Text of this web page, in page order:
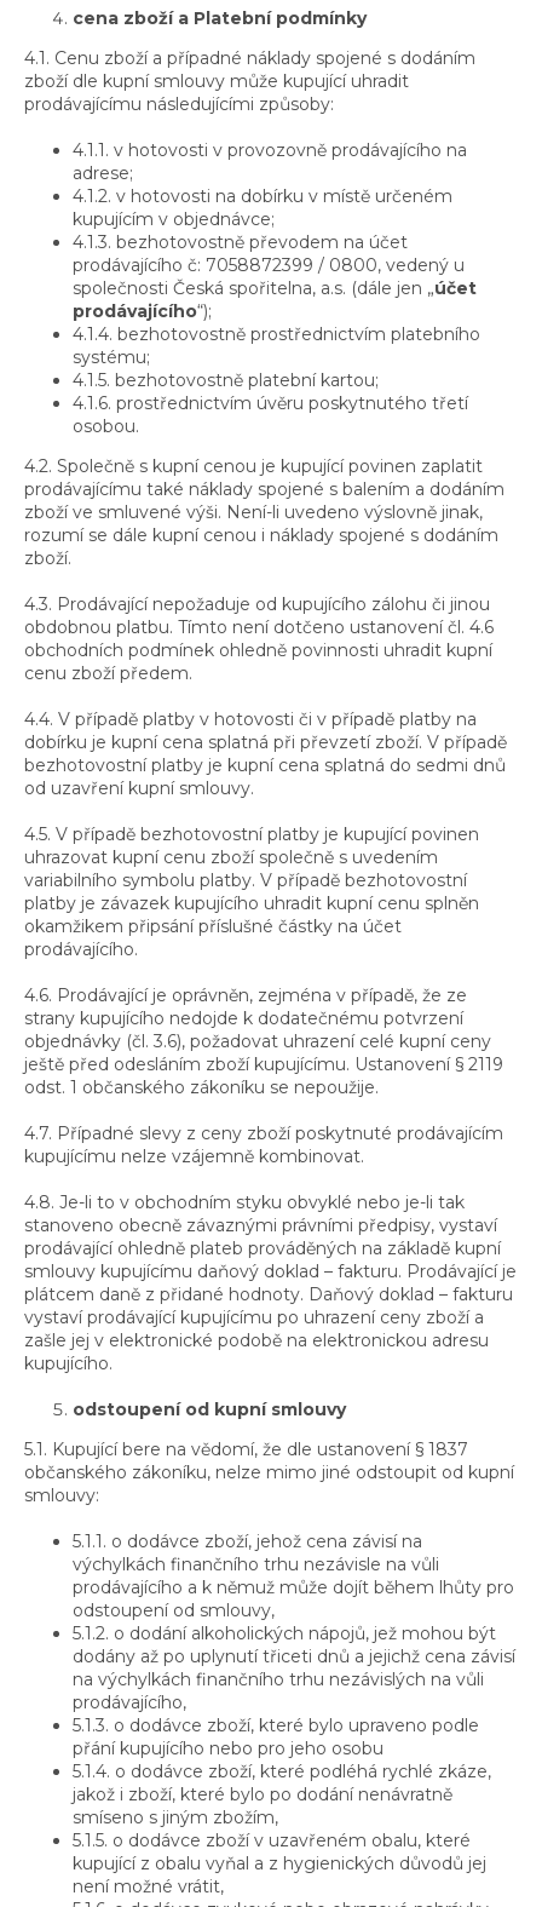
cena zboží a Platební podmínky
4.1. Cenu zboží a případné náklady spojené s dodáním
zboží dle kupní smlouvy může kupující uhradit
prodávajícímu následujícími způsoby:
4.1.1. v hotovosti v provozovně prodávajícího na
adrese;
4.1.2. v hotovosti na dobírku v místě určeném
kupujícím v objednávce;
4.1.3. bezhotovostně převodem na účet
prodávajícího č: 7058872399 / 0800, vedený u
společnosti Česká spořitelna, a.s. (dále jen „účet
prodávajícího“);
4.1.4. bezhotovostně prostřednictvím platebního
systému;
4.1.5. bezhotovostně platební kartou;
4.1.6. prostřednictvím úvěru poskytnutého třetí
osobou.
4.2. Společně s kupní cenou je kupující povinen zaplatit
prodávajícímu také náklady spojené s balením a dodáním
zboží ve smluvené výši. Není-li uvedeno výslovně jinak,
rozumí se dále kupní cenou i náklady spojené s dodáním
zboží.
4.3. Prodávající nepožaduje od kupujícího zálohu či jinou
obdobnou platbu. Tímto není dotčeno ustanovení čl. 4.6
obchodních podmínek ohledně povinnosti uhradit kupní
cenu zboží předem.
4.4. V případě platby v hotovosti či v případě platby na
dobírku je kupní cena splatná při převzetí zboží. V případě
bezhotovostní platby je kupní cena splatná do sedmi dnů
od uzavření kupní smlouvy.
4.5. V případě bezhotovostní platby je kupující povinen
uhrazovat kupní cenu zboží společně s uvedením
variabilního symbolu platby. V případě bezhotovostní
platby je závazek kupujícího uhradit kupní cenu splněn
okamžikem připsání příslušné částky na účet
prodávajícího.
4.6. Prodávající je oprávněn, zejména v případě, že ze
strany kupujícího nedojde k dodatečnému potvrzení
objednávky (čl. 3.6), požadovat uhrazení celé kupní ceny
ještě před odesláním zboží kupujícímu. Ustanovení § 2119
odst. 1 občanského zákoníku se nepoužije.
4.7. Případné slevy z ceny zboží poskytnuté prodávajícím
kupujícímu nelze vzájemně kombinovat.
4.8. Je-li to v obchodním styku obvyklé nebo je-li tak
stanoveno obecně závaznými právními předpisy, vystaví
prodávající ohledně plateb prováděných na základě kupní
smlouvy kupujícímu daňový doklad – fakturu. Prodávající je
plátcem daně z přidané hodnoty. Daňový doklad – fakturu
vystaví prodávající kupujícímu po uhrazení ceny zboží a
zašle jej v elektronické podobě na elektronickou adresu
kupujícího.
odstoupení od kupní smlouvy
5.1. Kupující bere na vědomí, že dle ustanovení § 1837
občanského zákoníku, nelze mimo jiné odstoupit od kupní
smlouvy:
5.1.1. o dodávce zboží, jehož cena závisí na
výchylkách finančního trhu nezávisle na vůli
prodávajícího a k němuž může dojít během lhůty pro
odstoupení od smlouvy,
5.1.2. o dodání alkoholických nápojů, jež mohou být
dodány až po uplynutí třiceti dnů a jejichž cena závisí
na výchylkách finančního trhu nezávislých na vůli
prodávajícího,
5.1.3. o dodávce zboží, které bylo upraveno podle
přání kupujícího nebo pro jeho osobu
5.1.4. o dodávce zboží, které podléhá rychlé zkáze,
jakož i zboží, které bylo po dodání nenávratně
smíseno s jiným zbožím,
5.1.5. o dodávce zboží v uzavřeném obalu, které
kupující z obalu vyňal a z hygienických důvodů jej
není možné vrátit,